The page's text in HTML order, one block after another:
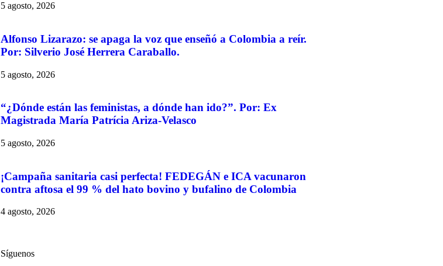
5 agosto, 2026
Alfonso Lizarazo: se apaga la voz que enseñó a Colombia a reír.
Por: Silverio José Herrera Caraballo.
5 agosto, 2026
“¿Dónde están las feministas, a dónde han ido?”. Por: Ex
Magistrada María Patrícia Ariza-Velasco
5 agosto, 2026
¡Campaña sanitaria casi perfecta! FEDEGÁN e ICA vacunaron
contra aftosa el 99 % del hato bovino y bufalino de Colombia
4 agosto, 2026
Síguenos